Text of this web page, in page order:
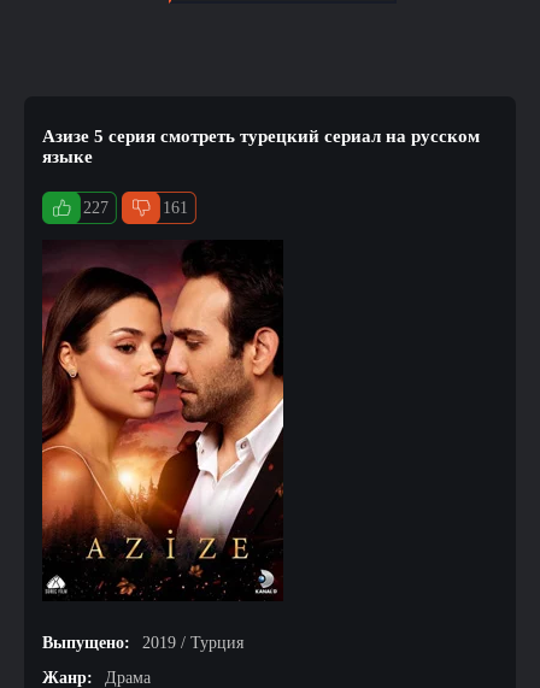
Азизе 5 серия смотреть турецкий сериал на русском
языке
227 161
Выпущено:
2019 / Турция
Жанр:
Драма